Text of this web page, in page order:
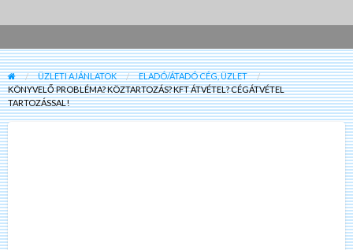
ÜZLETI AJÁNLATOK
ELADÓ/ÁTADÓ CÉG, ÜZLET
KÖNYVELŐ PROBLÉMA? KÖZTARTOZÁS? KFT ÁTVÉTEL? CÉGÁTVÉTEL
TARTOZÁSSAL!